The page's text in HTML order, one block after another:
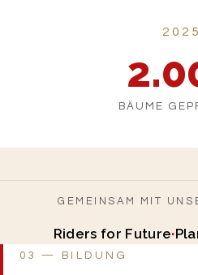
2025
BÄUME
GEMEINSAM MIT
Riders for Future·
03 — BILDUNG